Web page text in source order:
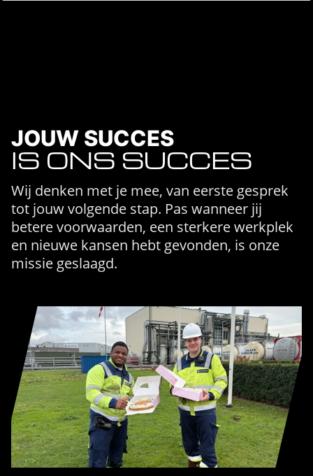
JOUW SUCCES
IS ONS SUCCES
Wij denken met je mee, van eerste gesprek
tot jouw volgende stap. Pas wanneer jij
betere voorwaarden, een sterkere werkplek
en nieuwe kansen hebt gevonden, is onze
missie geslaagd.